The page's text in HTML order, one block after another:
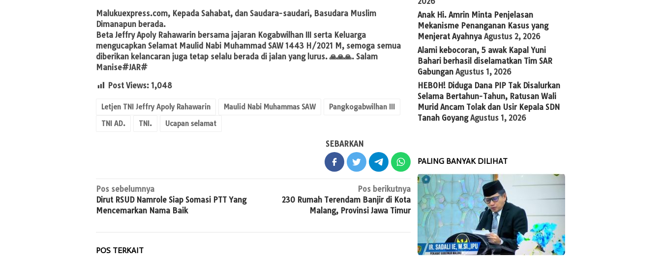
Malukuexpress.com, Kepada Sahabat, dan Saudara-saudari, Basudara Muslim
Dimanapun berada.
Beta Jeffry Apoly Rahawarin bersama jajaran Kogabwilhan III serta Keluarga
mengucapkan Selamat Maulid Nabi Muhammad SAW 1443 H/2021 M, semoga semua
diberikan kelancaran juga tetap selalu berada di jalan yang lurus. 🙏🙏🙏. Salam
Manise#JAR#
Post Views: 1,048
Letjen TNI Jeffry Apoly Rahawarin Maulid Nabi Muhammas SAW
Pangkogabwilhan III
TNI AD.
TNI. Ucapan selamat
SEBARKAN
Navigasi
pos
Pos sebelumnya
Dirut RSUD Namrole Siap Somasi PTT Yang
Mencemarkan Nama Baik
Pos berikutnya
230 Rumah Terendam Banjir di Kota
Malang, Provinsi Jawa Timur
POS TERKAIT
Anak Hi. Amrin Minta Penjelasan
Mekanisme Penanganan Kasus yang
Menjerat Ayahnya Agustus 2, 2026
Alami kebocoran, 5 awak Kapal Yuni
Bahari berhasil diselamatkan Tim SAR
Gabungan Agustus 1, 2026
HEBOH! Diduga Dana PIP Tak Disalurkan
Selama Bertahun-Tahun, Ratusan Wali
Murid Ancam Tolak dan Usir Kepala SDN
Tanah Goyang Agustus 1, 2026
PALING BANYAK DILIHAT